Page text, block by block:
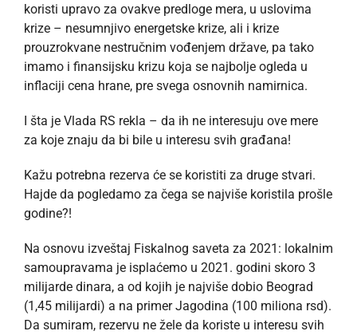
koristi upravo za ovakve predloge mera, u uslovima
krize – nesumnjivo energetske krize, ali i krize
prouzrokvane nestručnim vođenjem države, pa tako
imamo i finansijsku krizu koja se najbolje ogleda u
inflaciji cena hrane, pre svega osnovnih namirnica.
I šta je Vlada RS rekla – da ih ne interesuju ove mere
za koje znaju da bi bile u interesu svih građana!
Kažu potrebna rezerva će se koristiti za druge stvari.
Hajde da pogledamo za čega se najviše koristila prošle
godine?!
Na osnovu izveštaj Fiskalnog saveta za 2021: lokalnim
samoupravama je isplaćemo u 2021. godini skoro 3
milijarde dinara, a od kojih je najviše dobio Beograd
(1,45 milijardi) a na primer Jagodina (100 miliona rsd).
Da sumiram, rezervu ne žele da koriste u interesu svih